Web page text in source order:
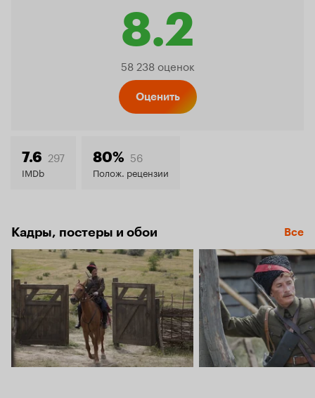
8.2
Рейтинг
8.2
58 238 оценок
Оценить
7.6 297
IMDb
80% 56
Полож. рецензии
Кадры, постеры и обои Все